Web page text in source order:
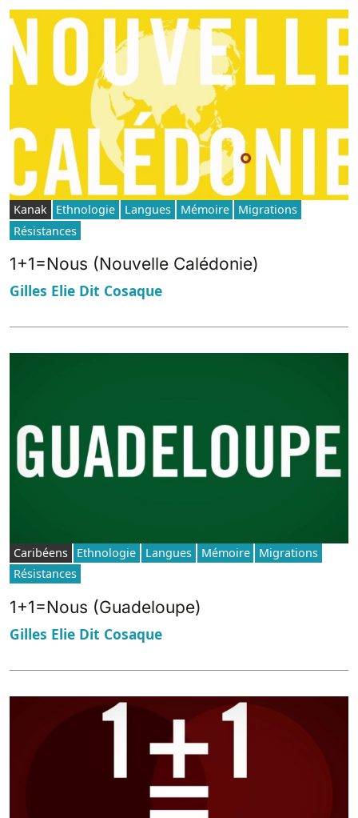
Kanak Ethnologie Langues Mémoire
Migrations
Résistances
1+1=Nous (Nouvelle Calédonie)
Gilles Elie Dit Cosaque
Caribéens Ethnologie Langues Mémoire
Migrations
Résistances
1+1=Nous (Guadeloupe)
Gilles Elie Dit Cosaque